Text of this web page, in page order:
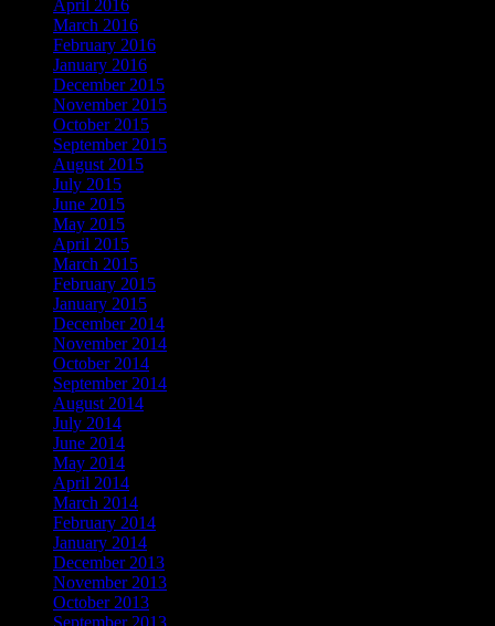
April 2016
March 2016
February 2016
January 2016
December 2015
November 2015
October 2015
September 2015
August 2015
July 2015
June 2015
May 2015
April 2015
March 2015
February 2015
January 2015
December 2014
November 2014
October 2014
September 2014
August 2014
July 2014
June 2014
May 2014
April 2014
March 2014
February 2014
January 2014
December 2013
November 2013
October 2013